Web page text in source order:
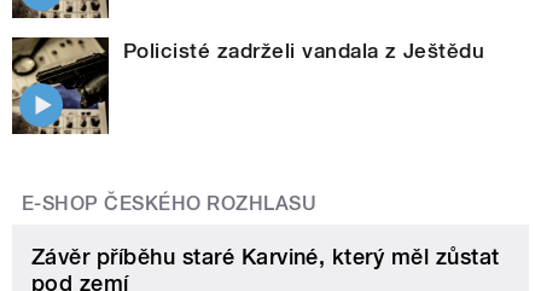
Policisté zadrželi vandala z Ještědu
E-SHOP ČESKÉHO ROZHLASU
Závěr příběhu staré Karviné, který měl zůstat
pod zemí